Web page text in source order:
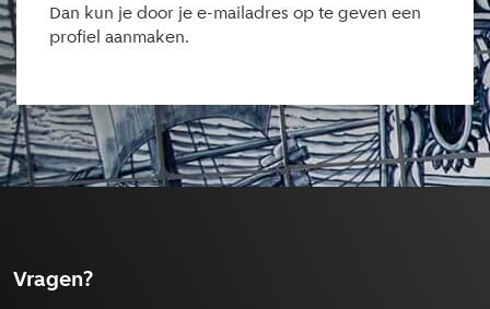
Dan kun je door je e-mailadres op te geven een
profiel aanmaken.
Vragen?